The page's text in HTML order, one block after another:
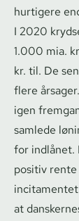
hurtigere
I 2020
1.000 mia.
kr. til. De
flere
igen
samlede
for indlånet.
positiv rente
at